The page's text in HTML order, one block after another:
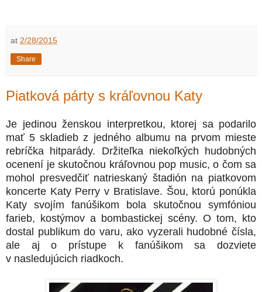
at 2/28/2015
Share
Piatková párty s kráľovnou Katy
Je jedinou ženskou interpretkou, ktorej sa podarilo
mať 5 skladieb z jedného albumu na prvom mieste
rebríčka hitparády. Držiteľka niekoľkých hudobných
ocenení je skutočnou kráľovnou pop music, o čom sa
mohol presvedčiť natrieskaný štadión na piatkovom
koncerte Katy Perry v Bratislave. Šou, ktorú ponúkla
Katy svojím fanúšikom bola skutočnou symfóniou
farieb, kostýmov a bombastickej scény. O tom, kto
dostal publikum do varu, ako vyzerali hudobné čísla,
ale aj o prístupe k fanúšikom sa dozviete
v nasledujúcich riadkoch.